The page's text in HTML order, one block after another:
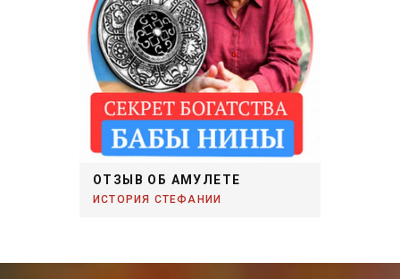
ОТЗЫВ ОБ АМУЛЕТЕ
ИСТОРИЯ СТЕФАНИИ